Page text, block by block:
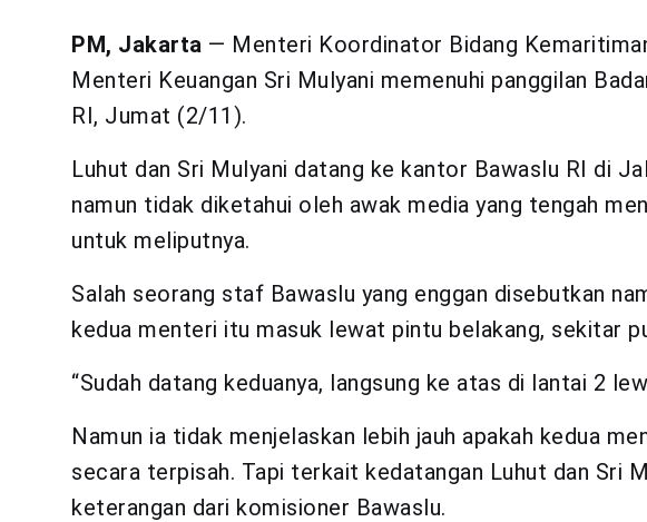
PM, Jakarta — Menteri Koordinator Bidang
Menteri Keuangan Sri Mulyani memenuhi panggilan
RI, Jumat (2/11).
Luhut dan Sri Mulyani datang ke kantor Bawaslu RI di
namun tidak diketahui oleh awak media yang tengah
untuk meliputnya.
Salah seorang staf Bawaslu yang enggan disebutkan
kedua menteri itu masuk lewat pintu belakang, sekitar
“Sudah datang keduanya, langsung ke atas di lantai 2
Namun ia tidak menjelaskan lebih jauh apakah kedua
secara terpisah. Tapi terkait kedatangan Luhut dan Sri
keterangan dari komisioner Bawaslu.